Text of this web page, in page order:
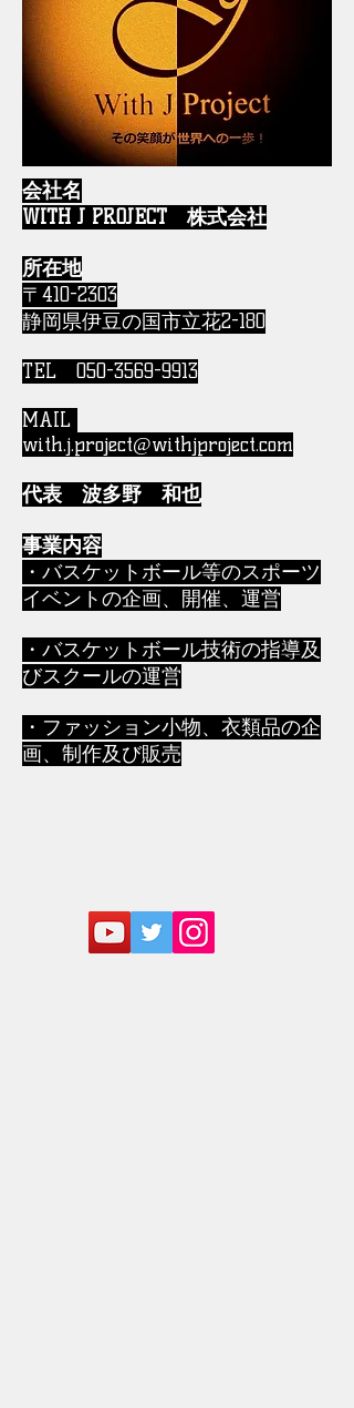
会社名
WITH J PROJECT 株式会社
所在地
〒410-2303
静岡県伊豆の国市立花2-180
TEL 050-3569-9913
MAIL
with.j.project@withjproject.com
代表 波多野 和也
事業内容
・バスケットボール等のスポーツ
イベントの企画、開催、運営
・バスケットボール技術の指導及
びスクールの運営
・ファッション小物、衣類品の企
画、制作及び販売